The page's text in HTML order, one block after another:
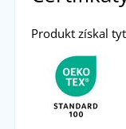
Produkt získal